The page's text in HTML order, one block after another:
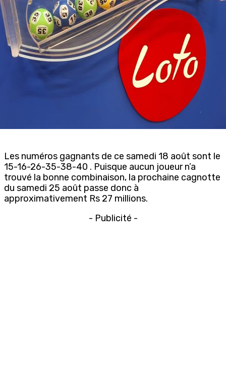
Les numéros gagnants de ce samedi 18 août sont le
15-16-26-35-38-40 . Puisque aucun joueur n’a
trouvé la bonne combinaison, la prochaine cagnotte
du samedi 25 août passe donc à
approximativement Rs 27 millions.
- Publicité -